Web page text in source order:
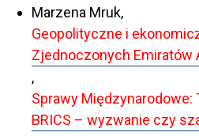
Marzena Mruk,
Geopolityczne i
Zjednoczonych Emiratów
,
Sprawy Międzynarodowe:
BRICS – wyzwanie czy